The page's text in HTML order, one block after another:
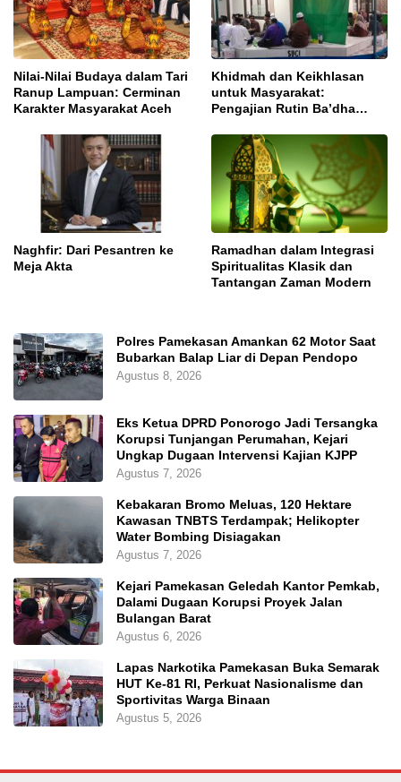
Nilai-Nilai Budaya dalam Tari
Ranup Lampuan: Cerminan
Karakter Masyarakat Aceh
Khidmah dan Keikhlasan
untuk Masyarakat:
Pengajian Rutin Ba’dha
Naghfir: Dari Pesantren ke
Meja Akta
Ramadhan dalam Integrasi
Spiritualitas Klasik dan
Tantangan Zaman Modern
Polres Pamekasan Amankan 62 Motor Saat
Bubarkan Balap Liar di Depan Pendopo
Agustus 8, 2026
Eks Ketua DPRD Ponorogo Jadi Tersangka
Korupsi Tunjangan Perumahan, Kejari
Ungkap Dugaan Intervensi Kajian KJPP
Agustus 7, 2026
Kebakaran Bromo Meluas, 120 Hektare
Kawasan TNBTS Terdampak; Helikopter
Water Bombing Disiagakan
Agustus 7, 2026
Kejari Pamekasan Geledah Kantor Pemkab,
Dalami Dugaan Korupsi Proyek Jalan
Bulangan Barat
Agustus 6, 2026
Lapas Narkotika Pamekasan Buka Semarak
HUT Ke-81 RI, Perkuat Nasionalisme dan
Sportivitas Warga Binaan
Agustus 5, 2026